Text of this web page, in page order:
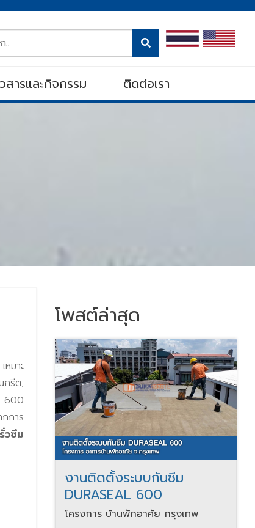
สารและกิจกรรม ติดต่อเรา
มาะ
กรีต,
600
การ
วซึม
โพสต์ล่าสุด
งานติดตั้งระบบกันซึม
DURASEAL 600
โครงการ บ้านพักอาศัย กรุงเทพ